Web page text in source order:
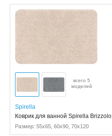
всего 5
моделей
Spirella
Коврик для ванной Spirella Brizzolo
Размер: 55x65, 60x90, 70x120